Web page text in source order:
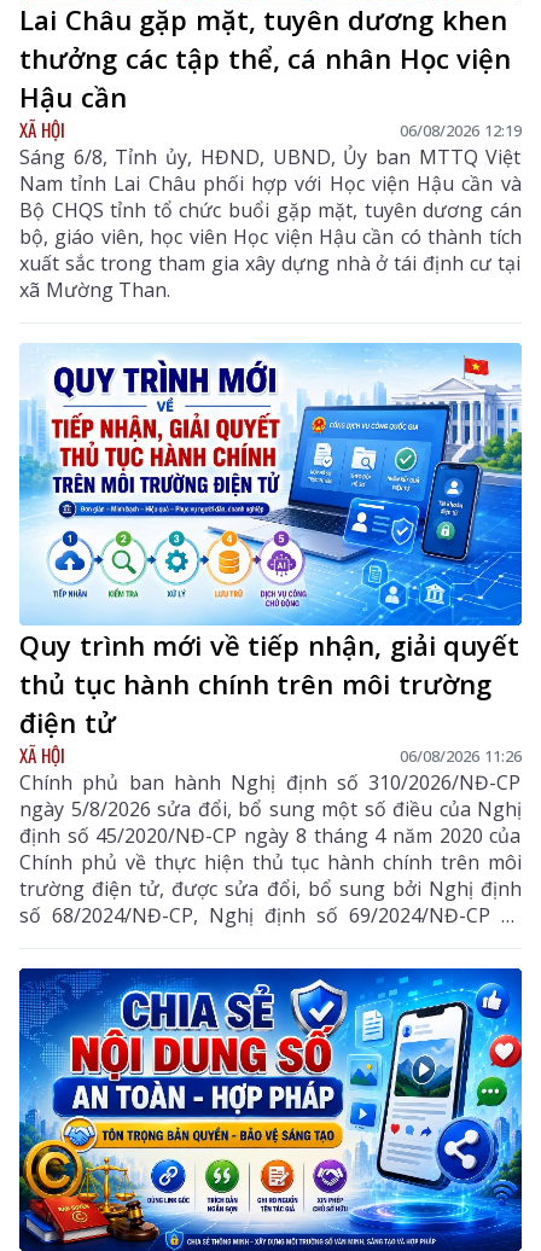
Lai Châu gặp mặt, tuyên dương khen
thưởng các tập thể, cá nhân Học viện
Hậu cần
XÃ HỘI 06/08/2026 12:19
Sáng 6/8, Tỉnh ủy, HĐND, UBND, Ủy ban MTTQ Việt
Nam tỉnh Lai Châu phối hợp với Học viện Hậu cần và
Bộ CHQS tỉnh tổ chức buổi gặp mặt, tuyên dương cán
bộ, giáo viên, học viên Học viện Hậu cần có thành tích
xuất sắc trong tham gia xây dựng nhà ở tái định cư tại
xã Mường Than.
Quy trình mới về tiếp nhận, giải quyết
thủ tục hành chính trên môi trường
điện tử
XÃ HỘI 06/08/2026 11:26
Chính phủ ban hành Nghị định số 310/2026/NĐ-CP
ngày 5/8/2026 sửa đổi, bổ sung một số điều của Nghị
định số 45/2020/NĐ-CP ngày 8 tháng 4 năm 2020 của
Chính phủ về thực hiện thủ tục hành chính trên môi
trường điện tử, được sửa đổi, bổ sung bởi Nghị định
số 68/2024/NĐ-CP, Nghị định số 69/2024/NĐ-CP và
Nghị định số 118/2025/NĐ-CP.